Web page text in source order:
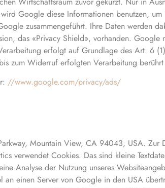
Google diese Informationen benutzen, um
zusammengeführt. Ihre Daten werden
das «Privacy Shield», vorhanden.
erfolgt auf Grundlage des Art. 6
zum Widerruf erfolgten Verarbeitung
//www.google.com/privacy/ads/
Mountain View, CA 94043, USA. Zur
verwendet Cookies. Das sind kleine
Analyse der Nutzung unseres
an einen Server von Google in den USA